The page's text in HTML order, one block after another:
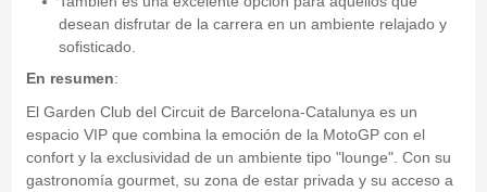
desean disfrutar de la carrera en un ambiente relajado y
sofisticado.
En resumen:
El Garden Club del Circuit de Barcelona-Catalunya es un
espacio VIP que combina la emoción de la MotoGP con el
confort y la exclusividad de un ambiente tipo "lounge". Con su
gastronomía gourmet, su zona de estar privada y su acceso a